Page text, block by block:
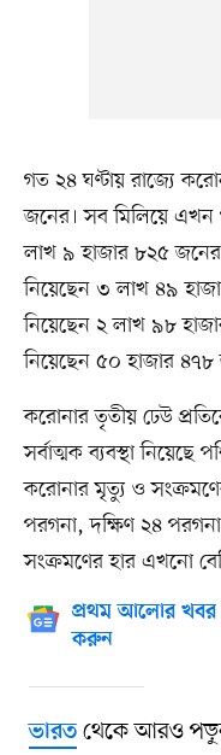
গত ২৪ ঘণ্টায় রাজ্যে
জনের। সব মিলিয়ে এখন
লাখ ৯ হাজার ৮২৫
নিয়েছেন ৩ লাখ ৪৯
নিয়েছেন ২ লাখ ৯৮
নিয়েছেন ৫০ হাজার
করোনার তৃতীয় ঢেউ
সর্বাত্মক ব্যবস্থা নিয়েছে
করোনার মৃত্যু ও
পরগনা, দক্ষিণ ২৪
সংক্রমণের হার এখনো
প্রথম আলোর খবর
করুন
ভারতথেকে আরও